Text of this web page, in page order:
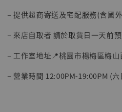
– 提供超商寄送及宅配服務(含國
– 來店自取者 請於取貨日一天前
– 工作室地址📍桃園市楊梅區梅
– 營業時間 12:00PM-19:00PM (